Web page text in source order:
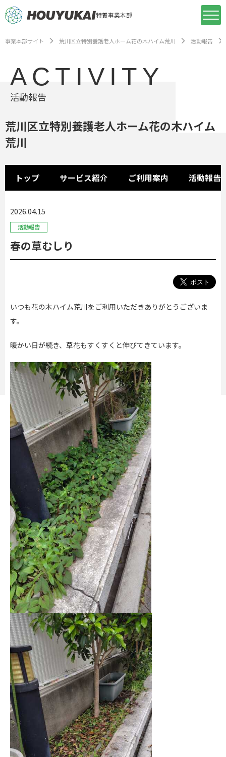
特養事業本部
事業本部サイト 荒川区立特別養護老人ホーム花の木ハイム荒川 活動報告
ACTIVITY
活動報告
荒川区立特別養護老人ホーム花の木ハイム
荒川
トップ サービス紹介 ご利用案内 活動報告
2026.04.15
活動報告
春の草むしり
いつも花の木ハイム荒川をご利用いただきありがとうございま
す。
暖かい日が続き、草花もすくすくと伸びてきています。